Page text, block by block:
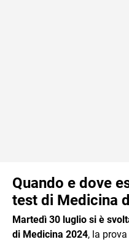
Quando e dove
test di Medicina
Martedì 30 luglio si è
di Medicina 2024, la